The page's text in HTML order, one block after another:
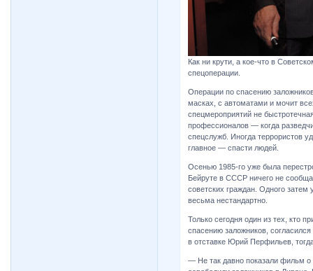
Как ни крути, а кое-что в
спецоперации.
Операции по спасению
масках, с автоматами и мочит
спецмероприятий не
профессионалов — когда
спецслужб. Иногда террористов
главное — спасти людей.
Осенью 1985-го уже была
Бейруте в СССР ничего не
советских граждан. Одного
весьма нестандартно.
Только сегодня один из тех, кто
спасению заложников,
в отставке Юрий Перфильев,
— Не так давно показали фильм о